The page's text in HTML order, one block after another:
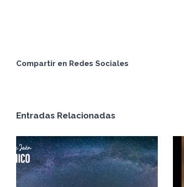
Compartir en Redes Sociales
Entradas Relacionadas